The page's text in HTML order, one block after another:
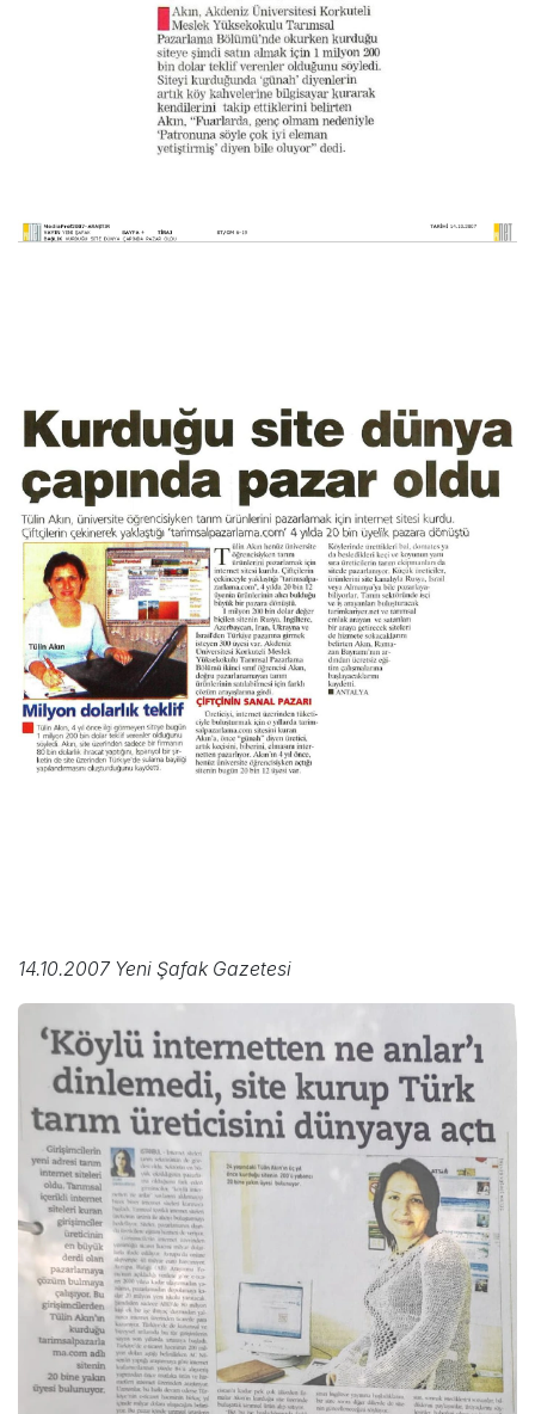
14.10.2007 Yeni Şafak Gazetesi